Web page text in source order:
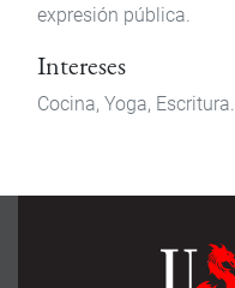
expresión pública.
Intereses
Cocina, Yoga, Escritura.